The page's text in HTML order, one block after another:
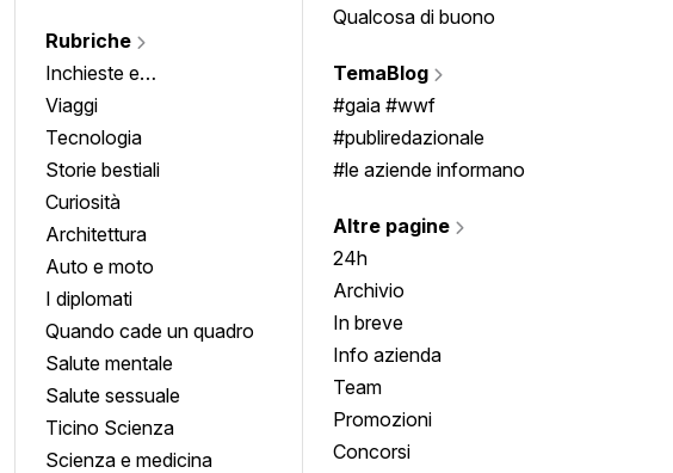
Rubriche
Inchieste e
approfondimenti
Viaggi
Tecnologia
Storie bestiali
Curiosità
Architettura
Auto e moto
I diplomati
Quando cade un quadro
Salute mentale
Salute sessuale
Ticino Scienza
Scienza e medicina
Qualcosa di buono
TemaBlog
#gaia #wwf
#publiredazionale
#le aziende informano
Altre pagine
24h
Archivio
In breve
Info azienda
Team
Promozioni
Concorsi